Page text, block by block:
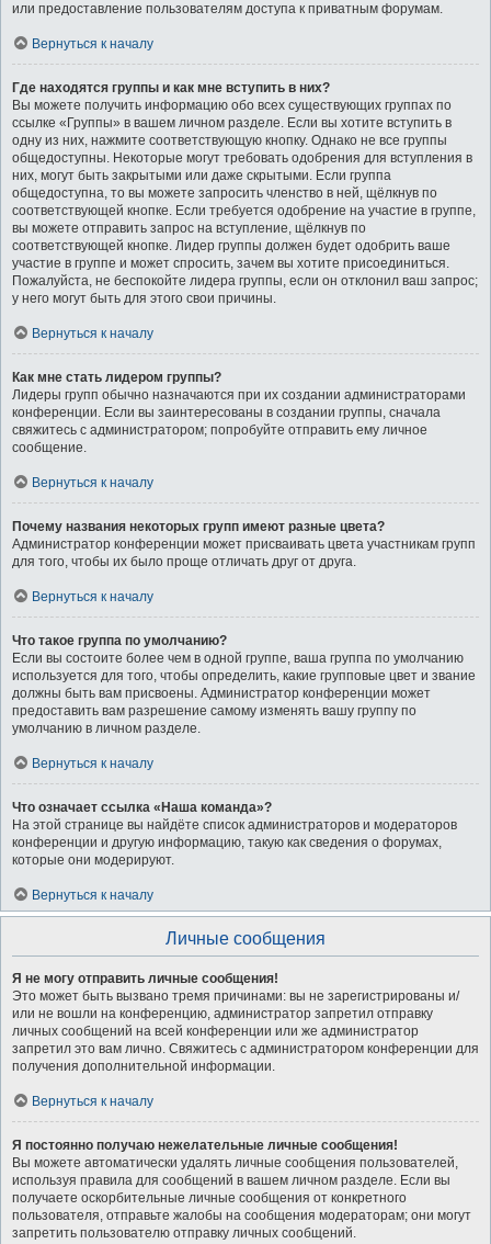
или предоставление пользователям доступа к приватным форумам.
Вернуться к началу
Где находятся группы и как мне вступить в них?
Вы можете получить информацию обо всех существующих группах по
ссылке «Группы» в вашем личном разделе. Если вы хотите вступить в
одну из них, нажмите соответствующую кнопку. Однако не все группы
общедоступны. Некоторые могут требовать одобрения для вступления в
них, могут быть закрытыми или даже скрытыми. Если группа
общедоступна, то вы можете запросить членство в ней, щёлкнув по
соответствующей кнопке. Если требуется одобрение на участие в группе,
вы можете отправить запрос на вступление, щёлкнув по
соответствующей кнопке. Лидер группы должен будет одобрить ваше
участие в группе и может спросить, зачем вы хотите присоединиться.
Пожалуйста, не беспокойте лидера группы, если он отклонил ваш запрос;
у него могут быть для этого свои причины.
Вернуться к началу
Как мне стать лидером группы?
Лидеры групп обычно назначаются при их создании администраторами
конференции. Если вы заинтересованы в создании группы, сначала
свяжитесь с администратором; попробуйте отправить ему личное
сообщение.
Вернуться к началу
Почему названия некоторых групп имеют разные цвета?
Администратор конференции может присваивать цвета участникам групп
для того, чтобы их было проще отличать друг от друга.
Вернуться к началу
Что такое группа по умолчанию?
Если вы состоите более чем в одной группе, ваша группа по умолчанию
используется для того, чтобы определить, какие групповые цвет и звание
должны быть вам присвоены. Администратор конференции может
предоставить вам разрешение самому изменять вашу группу по
умолчанию в личном разделе.
Вернуться к началу
Что означает ссылка «Наша команда»?
На этой странице вы найдёте список администраторов и модераторов
конференции и другую информацию, такую как сведения о форумах,
которые они модерируют.
Вернуться к началу
Личные сообщения
Я не могу отправить личные сообщения!
Это может быть вызвано тремя причинами: вы не зарегистрированы и/
или не вошли на конференцию, администратор запретил отправку
личных сообщений на всей конференции или же администратор
запретил это вам лично. Свяжитесь с администратором конференции для
получения дополнительной информации.
Вернуться к началу
Я постоянно получаю нежелательные личные сообщения!
Вы можете автоматически удалять личные сообщения пользователей,
используя правила для сообщений в вашем личном разделе. Если вы
получаете оскорбительные личные сообщения от конкретного
пользователя, отправьте жалобы на сообщения модераторам; они могут
запретить пользователю отправку личных сообщений.